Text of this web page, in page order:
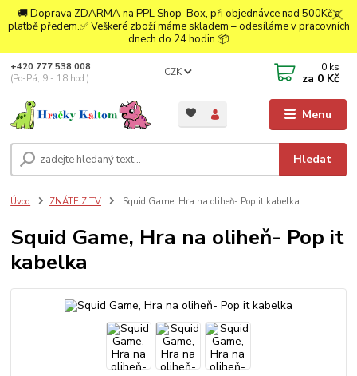
🚚 Doprava ZDARMA na PPL Shop-Box, při objednávce nad 500Kč a
platbě předem.✅ Veškeré zboží máme skladem – odesíláme v pracovních
dnech do 24 hodin.📦
Menu
CZK
Hledat
+420 777 538 008
(Po-Pá, 9 - 18 hod.)
0 ks
za 0 Kč
Úvod ZNÁTE Z TV Squid Game, Hra na oliheň- Pop it kabelka
Squid Game, Hra na oliheň- Pop it
kabelka